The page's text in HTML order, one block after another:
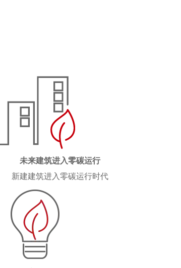
未来建筑进入零碳运行
新建建筑进入零碳运行时代